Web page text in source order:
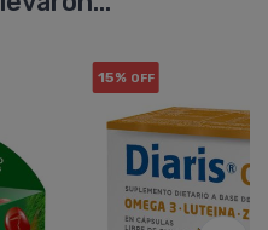
15% OFF